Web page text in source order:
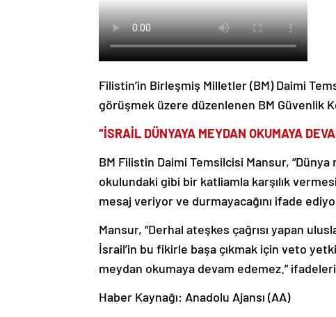
Filistin’in Birleşmiş Milletler (BM) Daimi
görüşmek üzere düzenlenen BM Güvenlik
“İSRAİL DÜNYAYA MEYDAN OKUMAYA
BM Filistin Daimi Temsilcisi Mansur,
okulundaki gibi bir katliamla karşılık
mesaj veriyor ve durmayacağını ifade
Mansur, “Derhal ateşkes çağrısı yapan
İsrail’in bu fikirle başa çıkmak için veto
meydan okumaya devam edemez.”
Haber Kaynağı: Anadolu Ajansı (AA)